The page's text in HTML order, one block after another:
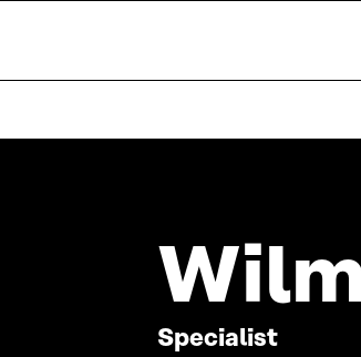
Specialist